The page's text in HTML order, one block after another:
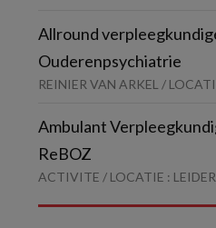
Allround
Ouderenpsychiatrie
REINIER VAN ARKEL /
Ambulant
ReBOZ
ACTIVITE / LOCATIE :